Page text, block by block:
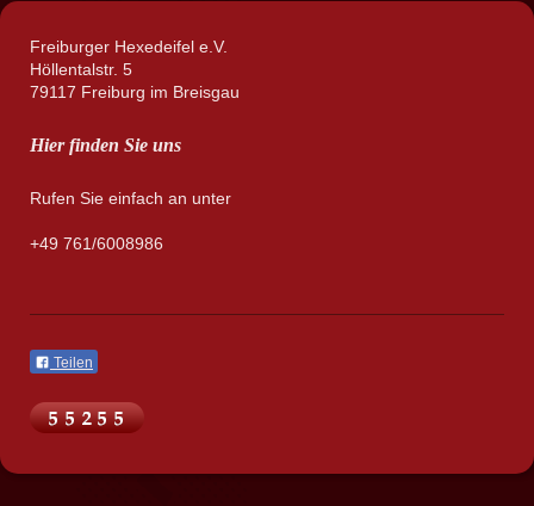
Freiburger Hexedeifel e.V.
Höllentalstr. 5
79117 Freiburg im Breisgau
Hier finden Sie uns
Rufen Sie einfach an unter
+49 761/6008986
Teilen